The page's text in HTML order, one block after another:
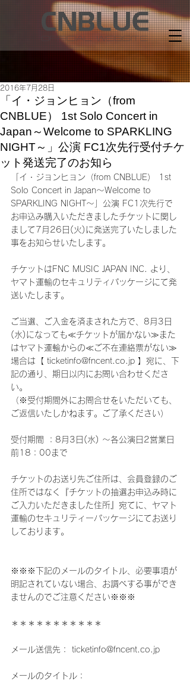
「イ・ジョンヒョン（from
CNBLUE） 1st Solo Concert in
Japan～Welcome to SPARKLING
NIGHT～」公演 FC1次先行受付チケ
ット発送完了のお知ら
2016年7月28日
「イ・ジョンヒョン（from CNBLUE） 1st
Solo Concert in Japan～Welcome to
SPARKLING NIGHT～」公演 FC1次先行で
お申込み購入いただきましたチケットに関し
まして7月26日(火)に発送完了いたしました
事をお知らせいたします。
チケットはFNC MUSIC JAPAN INC. より、
ヤマト運輸のセキュリティパッケージにて発
送いたします。
ご当選、ご入金を済まされた方で、8月3日
(水)になっても≪チケットが届かない≫また
はヤマト運輸からの≪ご不在連絡票がない≫
場合は【 ticketinfo@fncent.co.jp 】宛に、下
記の通り、期日以内にお問い合わせくださ
い。
（※受付期間外にお問合せをいただいても、
ご返信いたしかねます。ご了承ください）
受付期間 ：8月3日(水) ～各公演日2営業日
前18：00まで
チケットのお送り先ご住所は、会員登録のご
住所ではなく『チケットの抽選お申込み時に
ご入力いただきました住所』宛てに、ヤマト
運輸のセキュリティーパッケージにてお送り
しております。
※※※下記のメールのタイトル、必要事項が
明記されていない場合、お調べする事ができ
ませんのでご注意ください※※※
＊＊＊＊＊＊＊＊＊＊＊
メール送信先： ticketinfo@fncent.co.jp
メールのタイトル：